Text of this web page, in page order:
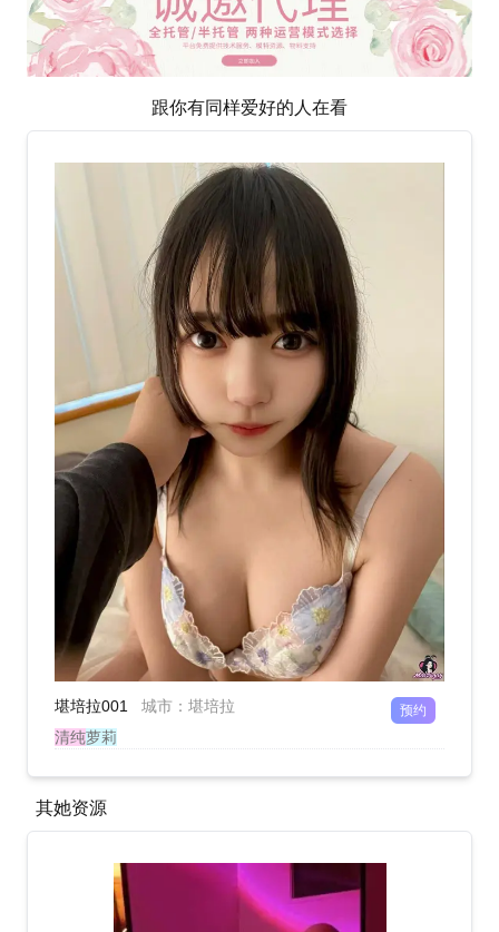
跟你有同样爱好的人在看
堪培拉001 城市 ： 堪培拉 预约
清纯萝莉
其她资源